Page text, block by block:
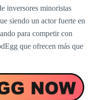
inversores minoristas
siendo un actor fuerte en
para competir con
que ofrecen más que